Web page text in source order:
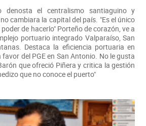
denosta el centralismo santiaguino y
cambiara la capital del país. "Es el único
de hacerlo" Porteño de corazón, ve a
portuario integrado Valparaíso, San
Destaca la eficiencia portuaria en
del PGE en San Antonio. No le gusta
que ofreció Piñera y critica la gestión
que no conoce el puerto"